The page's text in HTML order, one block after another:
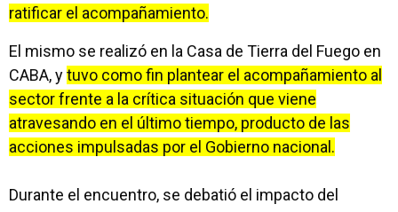
ratificar el acompañamiento.
El mismo se realizó en la Casa de Tierra del Fuego en
CABA, ytuvo como fin plantear el acompañamiento al
sector frente a la crítica situación que viene
atravesando en el último tiempo, producto de las
acciones impulsadas por el Gobierno nacional.
Durante el encuentro, se debatió el impacto del